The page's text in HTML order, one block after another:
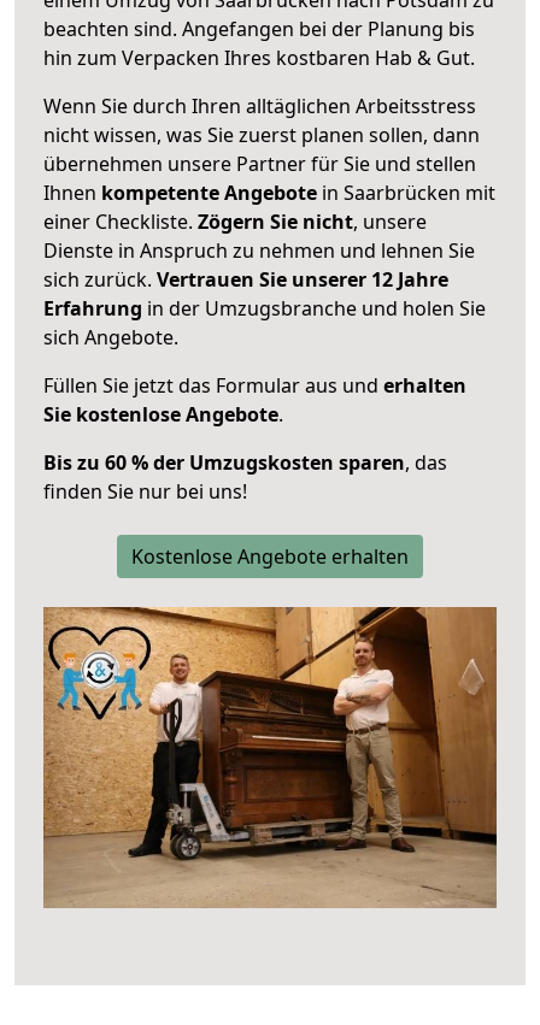
beachten sind. Angefangen bei der Planung bis
hin zum Verpacken Ihres kostbaren Hab & Gut.
Wenn Sie durch Ihren alltäglichen Arbeitsstress
nicht wissen, was Sie zuerst planen sollen, dann
übernehmen unsere Partner für Sie und stellen
Ihnen kompetente Angebote in Saarbrücken mit
einer Checkliste. Zögern Sie nicht, unsere
Dienste in Anspruch zu nehmen und lehnen Sie
sich zurück. Vertrauen Sie unserer 12 Jahre
Erfahrung in der Umzugsbranche und holen Sie
sich Angebote.
Füllen Sie jetzt das Formular aus und erhalten
Sie kostenlose Angebote.
Bis zu 60 % der Umzugskosten sparen, das
finden Sie nur bei uns!
Kostenlose Angebote erhalten